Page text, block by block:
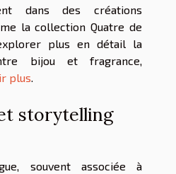
dans des créations
la collection Quatre de
plus en détail la
bijou et fragrance,
plus.
storytelling
souvent associée à